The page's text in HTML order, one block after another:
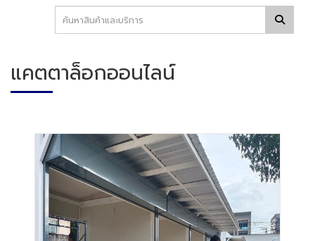
แคตตาล็อกออนไลน์